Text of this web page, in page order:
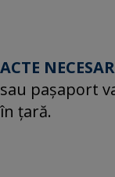
ACTE
sau paşaport
în ţară.